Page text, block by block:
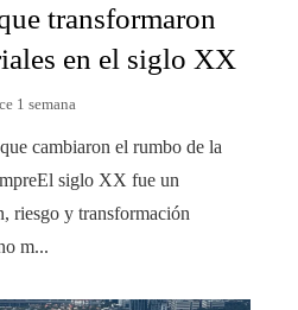
transformaron
en el siglo XX
1 semana
cambiaron el rumbo de la
siglo XX fue un
riesgo y transformación
m...